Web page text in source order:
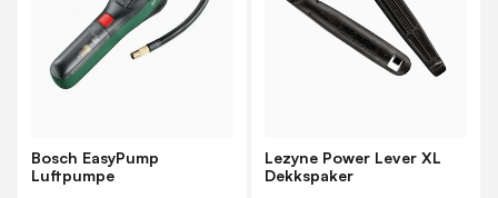
Bosch EasyPump
Luftpumpe
Lezyne Power Lever XL
Dekkspaker